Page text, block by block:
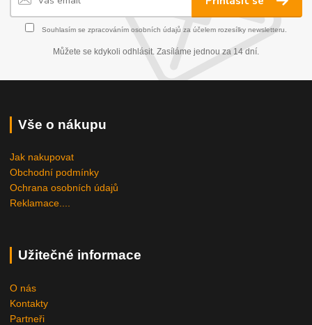
Souhlasím se zpracováním osobních údajů za účelem rozesílky newsletteru.
Můžete se kdykoli odhlásit. Zasíláme jednou za 14 dní.
Vše o nákupu
Jak nakupovat
Obchodní podmínky
Ochrana osobních údajů
Reklamace....
Užitečné informace
O nás
Kontakty
Partneři